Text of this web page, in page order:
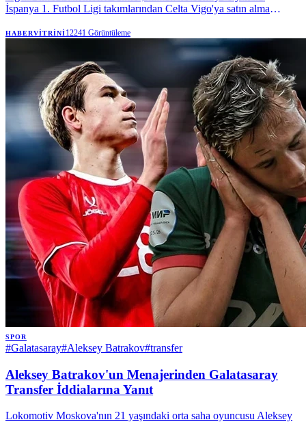
İspanya 1. Futbol Ligi takımlarından Celta Vigo'ya satın alma
HABERVITRINI12241 Görüntüleme
SPOR
#Galatasaray#Aleksey Batrakov#transfer
Aleksey Batrakov'un Menajerinden Galatasaray
Transfer İddialarına Yanıt
Lokomotiv Moskova'nın 21 yaşındaki orta saha oyuncusu Aleksey